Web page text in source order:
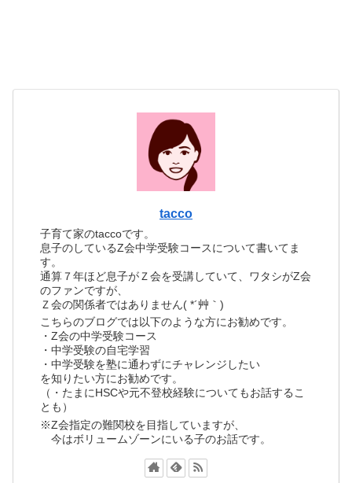
tacco
子育て家のtaccoです。
息子のしているZ会中学受験コースについて書いてま
す。
通算７年ほど息子がＺ会を受講していて、ワタシがZ会
のファンですが、
Ｚ会の関係者ではありません( *´艸｀)
こちらのブログでは以下のような方にお勧めです。
・Z会の中学受験コース
・中学受験の自宅学習
・中学受験を塾に通わずにチャレンジしたい
を知りたい方にお勧めです。
（・たまにHSCや元不登校経験についてもお話するこ
とも）
※Z会指定の難関校を目指していますが、
今はボリュームゾーンにいる子のお話です。